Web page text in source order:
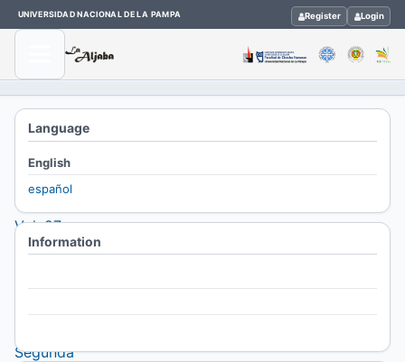
UNIVERSIDAD NACIONAL DE LA PAMPA Register Login
Home
Archives
Vol. 27
No. 2
Segunda
Language
English
español
Information